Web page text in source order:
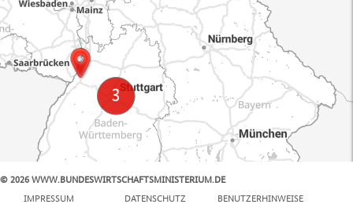
© 2026 WWW.BUNDESWIRTSCHAFTSMINISTERIUM.DE
IMPRESSUM
DATENSCHUTZ BENUTZERHINWEISE